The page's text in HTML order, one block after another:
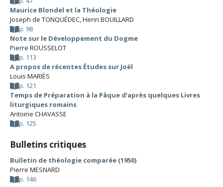
Maurice Blondel et la Théologie
Joseph de TONQUÉDEC,Henri BOUILLARD
p. 98
Note sur le Développement du Dogme
Pierre ROUSSELOT
p. 113
A propos de récentes Études sur Joël
Louis MARIÈS
p. 121
Temps de Préparation à la Pâque d’après quelques Livres
liturgiques romains
Antoine CHAVASSE
p. 125
Bulletins critiques
Bulletin de théologie comparée (1950)
Pierre MESNARD
p. 146